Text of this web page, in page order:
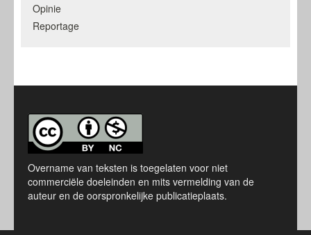
Opinie
Reportage
Overname van teksten is toegelaten voor niet
commerciële doeleinden en mits vermelding van de
auteur en de oorspronkelijke publicatieplaats.